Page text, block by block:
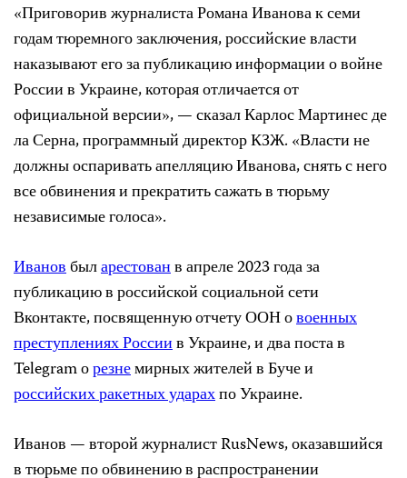
«Приговорив журналиста Романа Иванова к семи
годам тюремного заключения, российские власти
наказывают его за публикацию информации о войне
России в Украине, которая отличается от
официальной версии», — сказал Карлос Мартинес де
ла Серна, программный директор КЗЖ. «Власти не
должны оспаривать апелляцию Иванова, снять с него
все обвинения и прекратить сажать в тюрьму
независимые голоса».
Ивановбыларестованв апреле 2023 года за
публикацию в российской социальной сети
Вконтакте, посвященную отчету ООН овоенных
преступлениях Россиив Украине, и два поста в
Telegram орезнемирных жителей в Буче и
российских ракетных ударахпо Украине.
Иванов — второй журналист RusNews, оказавшийся
в тюрьме по обвинению в распространении